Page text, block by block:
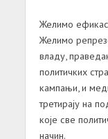
Желимо
Желимо
владу,
политичких
кампањи, и
третирају на
које све
начин.